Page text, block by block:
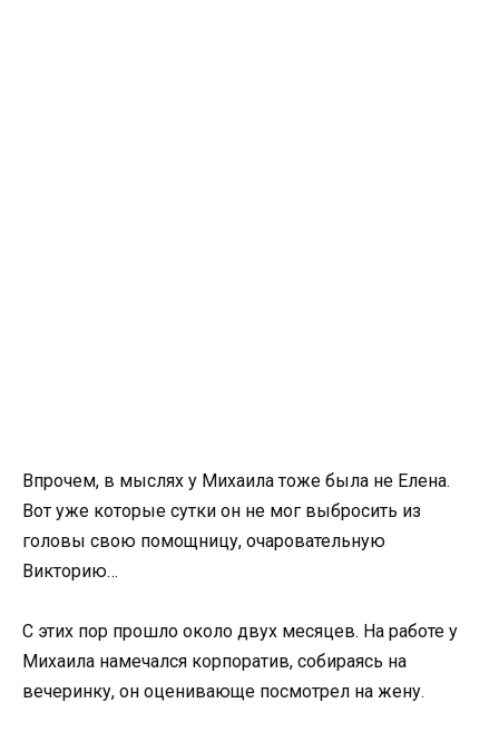
Впрочем, в мыслях у Михаила тоже была не Елена.
Вот уже которые сутки он не мог выбросить из
головы свою помощницу, очаровательную
Викторию…
С этих пор прошло около двух месяцев. На работе у
Михаила намечался корпоратив, собираясь на
вечеринку, он оценивающе посмотрел на жену.